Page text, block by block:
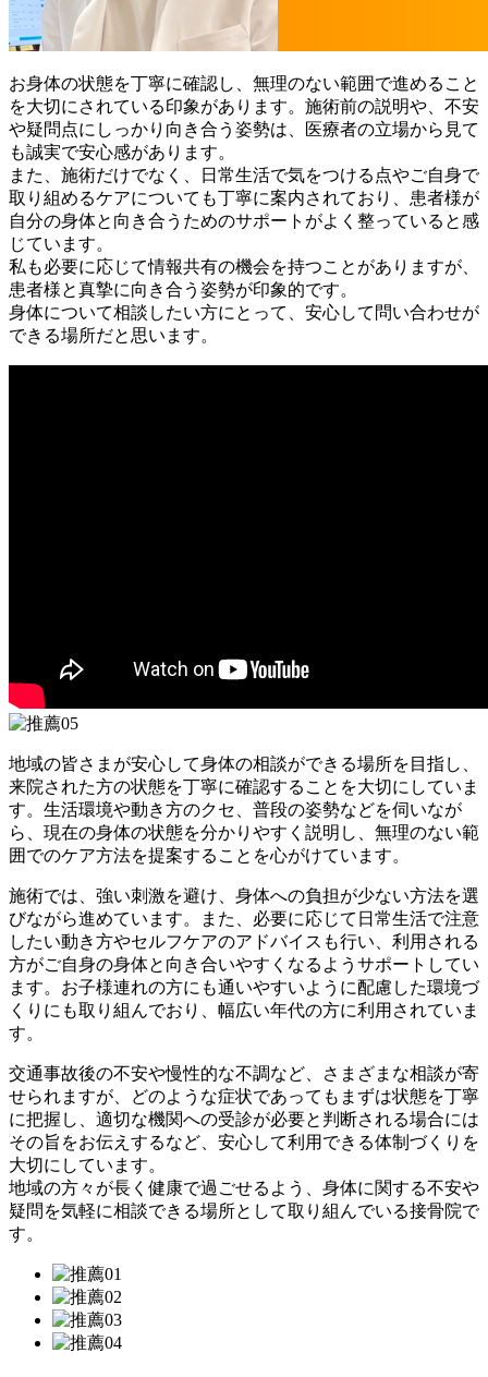
お身体の状態を丁寧に確認し、無理のない範囲で進めること
を大切にされている印象があります。施術前の説明や、不安
や疑問点にしっかり向き合う姿勢は、医療者の立場から見て
も誠実で安心感があります。
また、施術だけでなく、日常生活で気をつける点やご自身で
取り組めるケアについても丁寧に案内されており、患者様が
自分の身体と向き合うためのサポートがよく整っていると感
じています。
私も必要に応じて情報共有の機会を持つことがありますが、
患者様と真摯に向き合う姿勢が印象的です。
身体について相談したい方にとって、安心して問い合わせが
できる場所だと思います。
地域の皆さまが安心して身体の相談ができる場所を目指し、
来院された方の状態を丁寧に確認することを大切にしていま
す。生活環境や動き方のクセ、普段の姿勢などを伺いなが
ら、現在の身体の状態を分かりやすく説明し、無理のない範
囲でのケア方法を提案することを心がけています。
施術では、強い刺激を避け、身体への負担が少ない方法を選
びながら進めています。また、必要に応じて日常生活で注意
したい動き方やセルフケアのアドバイスも行い、利用される
方がご自身の身体と向き合いやすくなるようサポートしてい
ます。お子様連れの方にも通いやすいように配慮した環境づ
くりにも取り組んでおり、幅広い年代の方に利用されていま
す。
交通事故後の不安や慢性的な不調など、さまざまな相談が寄
せられますが、どのような症状であってもまずは状態を丁寧
に把握し、適切な機関への受診が必要と判断される場合には
その旨をお伝えするなど、安心して利用できる体制づくりを
大切にしています。
地域の方々が長く健康で過ごせるよう、身体に関する不安や
疑問を気軽に相談できる場所として取り組んでいる接骨院で
す。